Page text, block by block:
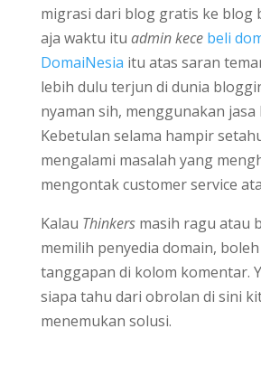
migrasi dari blog gratis ke blog
aja waktu itu admin kece beli
DomaiNesia itu atas saran
lebih dulu terjun di dunia
nyaman sih, menggunakan jasa
Kebetulan selama hampir
mengalami masalah yang
mengontak customer service
Kalau Thinkersmasih ragu atau
memilih penyedia domain,
tanggapan di kolom komentar.
siapa tahu dari obrolan di sini
menemukan solusi.